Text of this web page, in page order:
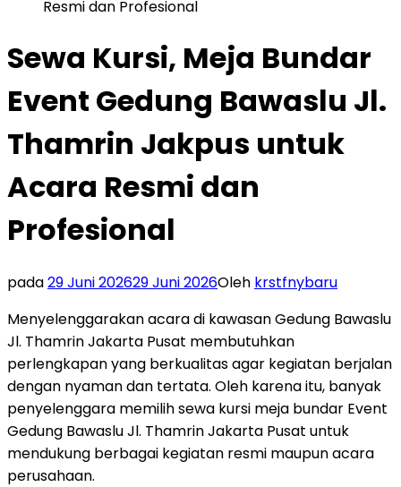
Sewa Kursi, Meja Bundar
Event Gedung Bawaslu Jl.
Thamrin Jakpus untuk
Acara Resmi dan
Profesional
pada29 Juni 202629 Juni 2026Oleh krstfnybaru
Menyelenggarakan acara di kawasan Gedung Bawaslu
Jl. Thamrin Jakarta Pusat membutuhkan
perlengkapan yang berkualitas agar kegiatan berjalan
dengan nyaman dan tertata. Oleh karena itu, banyak
penyelenggara memilih sewa kursi meja bundar Event
Gedung Bawaslu Jl. Thamrin Jakarta Pusat untuk
mendukung berbagai kegiatan resmi maupun acara
perusahaan.